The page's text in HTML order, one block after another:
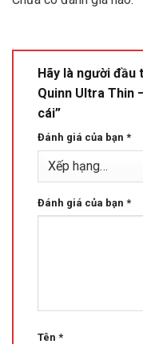
Hãy là người đầu
Quinn Ultra Thin
cái”
Đánh giá của bạn *
Đánh giá của bạn *
Tên *